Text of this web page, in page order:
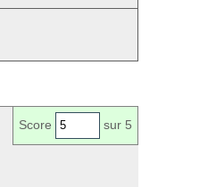
Score sur 5